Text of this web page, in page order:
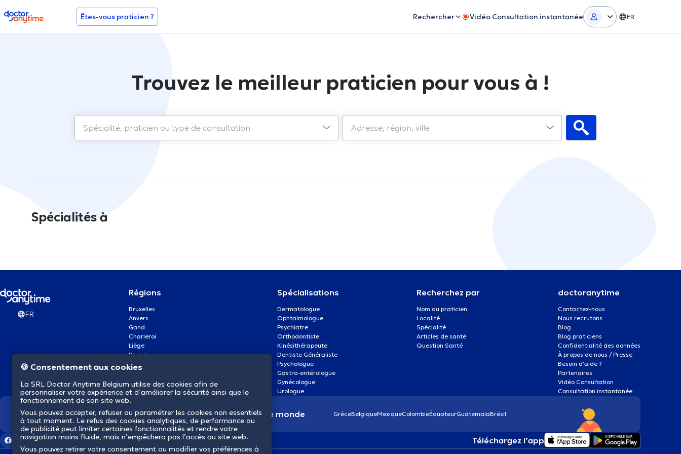
doctoranytime Êtes-vous praticien ? Rechercher Vidéo Consultation instantanée FR
Trouvez le meilleur praticien pour vous à !
Spécialités à
FR
Régions
Bruxelles
Anvers
Gand
Charleroi
Liège
Bruges
Namur
Mons
Aalst Flandre-Orientale
Spécialisations
Dermatologue
Ophtalmologue
Psychiatre
Orthodontiste
Kinésithérapeute
Dentiste Généraliste
Psychologue
Gastro-entérologue
Gynécologue
Urologue
Recherchez par
Nom du praticien
Localité
Spécialité
Articles de santé
Question Santé
doctoranytime
Contactez-nous
Nous recrutons
Blog
Blog praticiens
Confidentialité des données
À propos de nous / Presse
Besoin d'aide ?
Partenaires
Vidéo Consultation
Consultation instantanée
Nous révolutionnons la santé dans le monde GrèceBelgiqueMexiqueColombieÉquateurGuatemalaBrésil
Téléchargez l’app
🍪 Consentement aux cookies
La SRL Doctor Anytime Belgium utilise des cookies afin de
personnaliser votre expérience et d’améliorer la sécurité ainsi que le
fonctionnement de son site web.
Vous pouvez accepter, refuser ou paramétrer les cookies non essentiels
à tout moment. Le refus des cookies analytiques, de performance ou
de publicité peut limiter certaines fonctionnalités et rendre votre
navigation moins fluide, mais n’empêchera pas l’accès au site web.
Vous pouvez retirer votre consentement ou modifier vos préférences à